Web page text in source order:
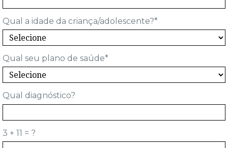
Qual a idade da criança/adolescente?*
Qual seu plano de saúde*
Qual diagnóstico?
3 + 11 = ?